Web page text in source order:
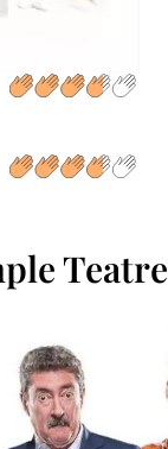
Teatre